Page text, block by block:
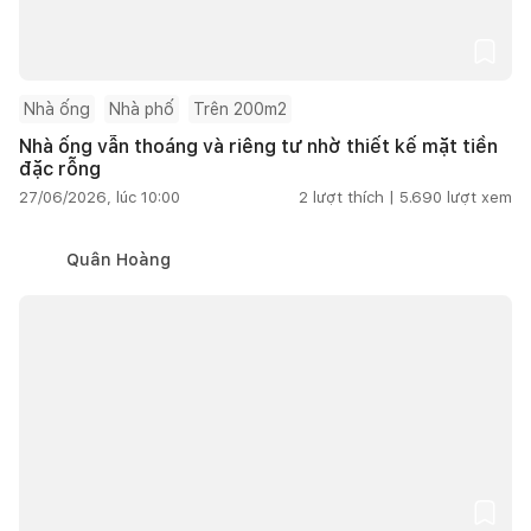
Nhà ống Nhà phố Trên 200m2
Nhà ống vẫn thoáng và riêng tư nhờ thiết kế mặt tiền
đặc rỗng
27/06/2026, lúc 10:00 2 lượt thích | 5.690 lượt xem
Quân Hoàng